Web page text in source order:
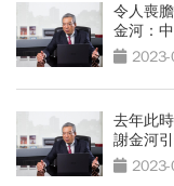
令人喪
金河：
去年此
謝金河